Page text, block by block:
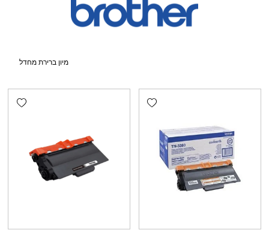
Add wishlist